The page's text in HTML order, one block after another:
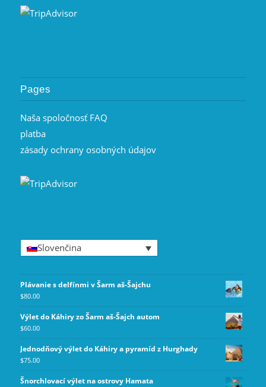
Pages
Naša spoločnosť FAQ
platba
zásady ochrany osobných údajov
Slovenčina
Plávanie s delfínmi v Šarm aš-Šajchu
$80.00
Výlet do Káhiry zo Šarm aš-Šajch autom
$60.00
Jednodňový výlet do Káhiry a pyramíd z Hurghady
$75.00
Šnorchlovací výlet na ostrovy Hamata